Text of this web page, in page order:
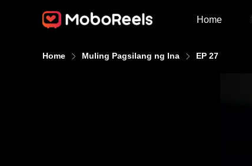
Home
Home Muling Pagsilang ng Ina EP 27